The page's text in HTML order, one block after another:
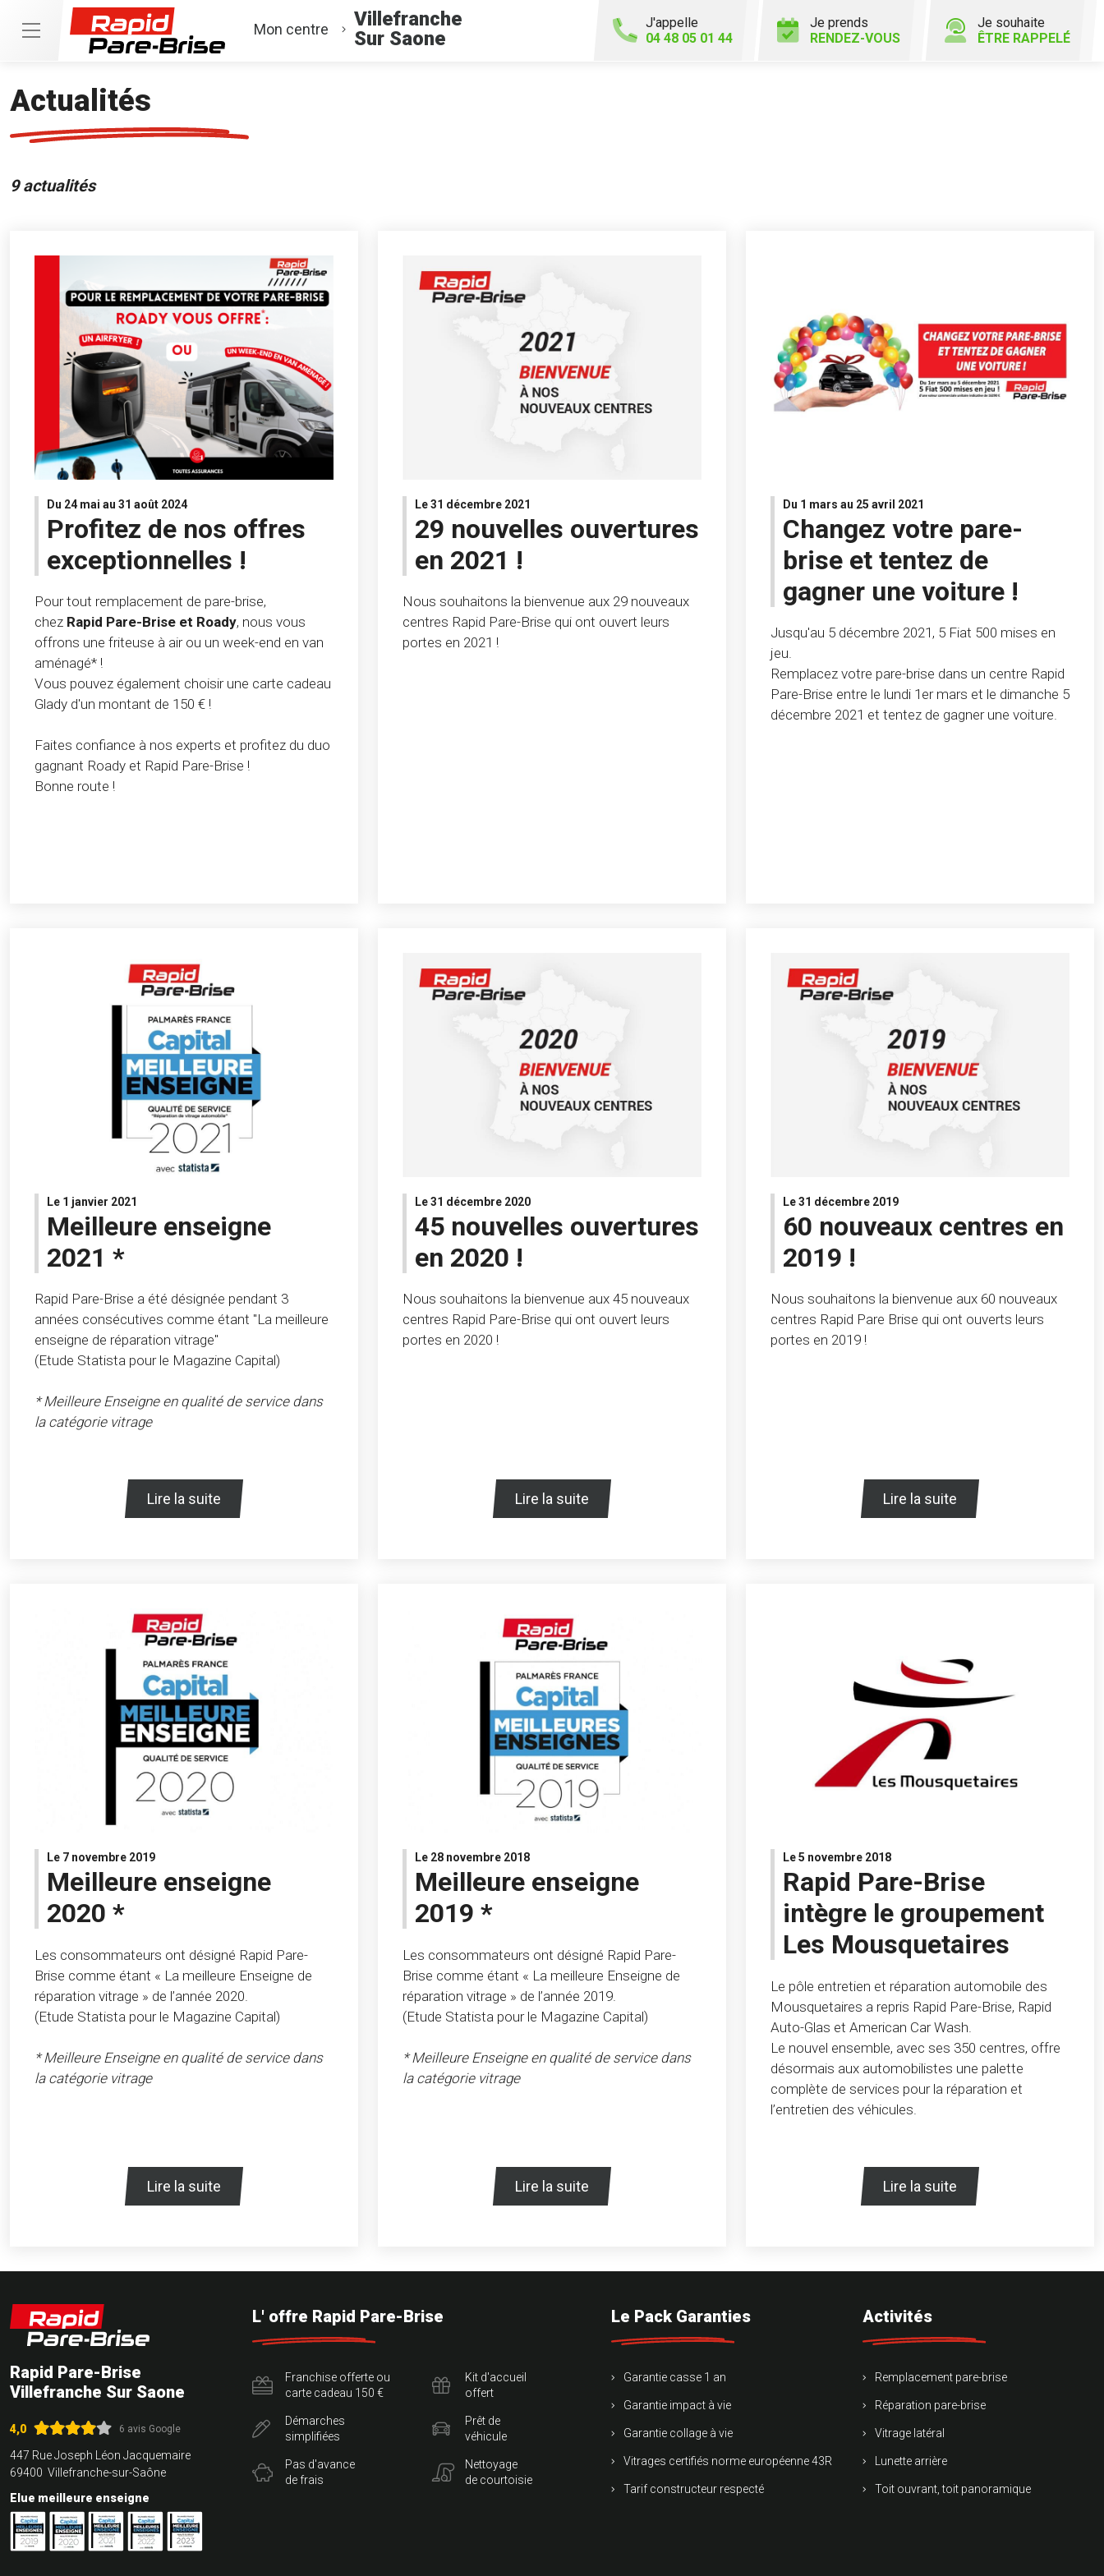
Mon centre
Villefranche
Sur Saone
J'appelle
04 48 05 01 44
Je prends
RENDEZ-VOUS
Je souhaite
ÊTRE RAPPELÉ
Actualités
9 actualités
Du 24 mai au 31 août 2024
Profitez de nos offres
exceptionnelles !
Pour tout remplacement de pare-brise,
chez Rapid Pare-Brise et Roady, nous vous
offrons une friteuse à air ou un week-end en van
aménagé* !
Vous pouvez également choisir une carte cadeau
Glady d'un montant de 150 € !
Faites confiance à nos experts et profitez du duo
gagnant Roady et Rapid Pare-Brise !
Bonne route !
Le 31 décembre 2021
29 nouvelles ouvertures
en 2021 !
Nous souhaitons la bienvenue aux 29 nouveaux
centres Rapid Pare-Brise qui ont ouvert leurs
portes en 2021 !
Du 1 mars au 25 avril 2021
Changez votre pare-
brise et tentez de
gagner une voiture !
Jusqu'au 5 décembre 2021, 5 Fiat 500 mises en
jeu.
Remplacez votre pare-brise dans un centre Rapid
Pare-Brise entre le lundi 1er mars et le dimanche 5
décembre 2021 et tentez de gagner une voiture.
Le 1 janvier 2021
Meilleure enseigne
2021 *
Rapid Pare-Brise a été désignée pendant 3
années consécutives comme étant "La meilleure
enseigne de réparation vitrage"
(Etude Statista pour le Magazine Capital)
* Meilleure Enseigne en qualité de service dans
la catégorie vitrage
Lire la suite
Le 31 décembre 2020
45 nouvelles ouvertures
en 2020 !
Nous souhaitons la bienvenue aux 45 nouveaux
centres Rapid Pare-Brise qui ont ouvert leurs
portes en 2020 !
Lire la suite
Le 31 décembre 2019
60 nouveaux centres en
2019 !
Nous souhaitons la bienvenue aux 60 nouveaux
centres Rapid Pare Brise qui ont ouverts leurs
portes en 2019 !
Lire la suite
Le 7 novembre 2019
Meilleure enseigne
2020 *
Les consommateurs ont désigné Rapid Pare-
Brise comme étant « La meilleure Enseigne de
réparation vitrage » de l’année 2020.
(Etude Statista pour le Magazine Capital)
* Meilleure Enseigne en qualité de service dans
la catégorie vitrage
Lire la suite
Le 28 novembre 2018
Meilleure enseigne
2019 *
Les consommateurs ont désigné Rapid Pare-
Brise comme étant « La meilleure Enseigne de
réparation vitrage » de l’année 2019.
(Etude Statista pour le Magazine Capital)
* Meilleure Enseigne en qualité de service dans
la catégorie vitrage
Lire la suite
Le 5 novembre 2018
Rapid Pare-Brise
intègre le groupement
Les Mousquetaires
Le pôle entretien et réparation automobile des
Mousquetaires a repris Rapid Pare-Brise, Rapid
Auto-Glas et American Car Wash.
Le nouvel ensemble, avec ses 350 centres, offre
désormais aux automobilistes une palette
complète de services pour la réparation et
l’entretien des véhicules.
Lire la suite
Rapid Pare-Brise
Villefranche Sur Saone
4,0 6 avis Google
447 Rue Joseph Léon Jacquemaire
69400 Villefranche-sur-Saône
Elue meilleure enseigne
L' offre Rapid Pare-Brise
Franchise offerte ou
carte cadeau 150 €
Démarches
simplifiées
Pas d'avance
de frais
Kit d'accueil
offert
Prêt de
véhicule
Nettoyage
de courtoisie
Le Pack Garanties
Garantie casse 1 an
Garantie impact à vie
Garantie collage à vie
Vitrages certifiés norme européenne 43R
Tarif constructeur respecté
Activités
Remplacement pare-brise
Réparation pare-brise
Vitrage latéral
Lunette arrière
Toit ouvrant, toit panoramique